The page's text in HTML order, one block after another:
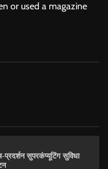
or used a magazine
सुपरकंप्यूटिंग सुविधा